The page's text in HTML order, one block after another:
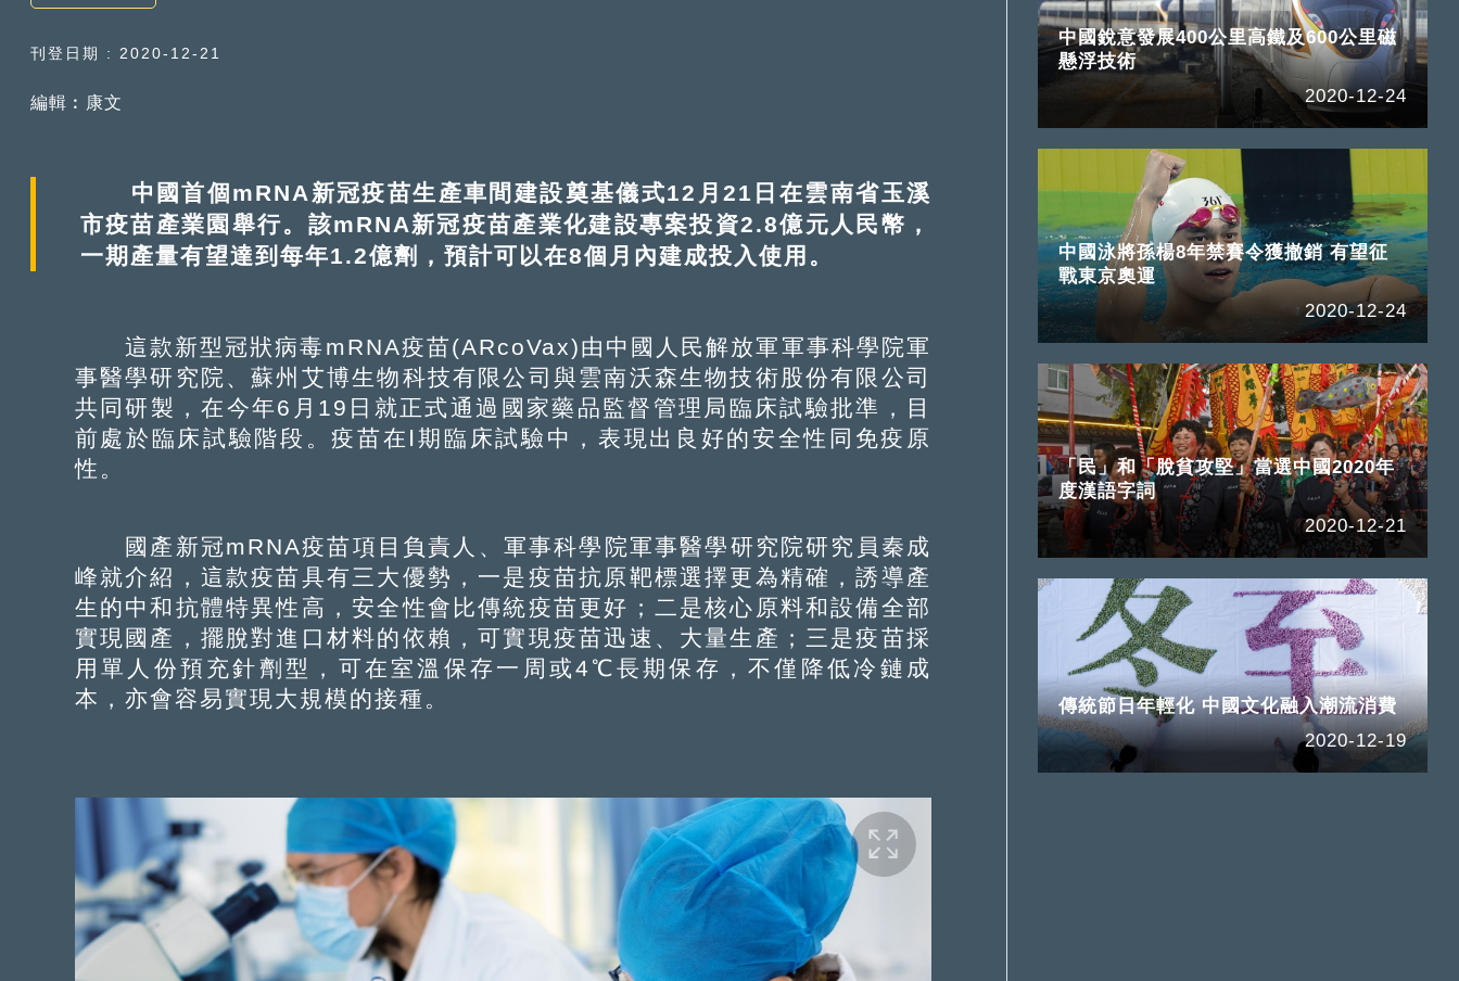
刊登日期 : 2020-12-21
編輯︰康文
中國首個mRNA新冠疫苗生產車間建設奠基儀式12月21日在雲南省玉溪
市疫苗產業園舉行。該mRNA新冠疫苗產業化建設專案投資2.8億元人民幣，
一期產量有望達到每年1.2億劑，預計可以在8個月內建成投入使用。
這款新型冠狀病毒mRNA疫苗(ARcoVax)由中國人民解放軍軍事科學院軍
事醫學研究院、蘇州艾博生物科技有限公司與雲南沃森生物技術股份有限公司
共同研製，在今年6月19日就正式通過國家藥品監督管理局臨床試驗批準，目
前處於臨床試驗階段。疫苗在Ⅰ期臨床試驗中，表現出良好的安全性同免疫原
性。
國產新冠mRNA疫苗項目負責人、軍事科學院軍事醫學研究院研究員秦成
峰就介紹，這款疫苗具有三大優勢，一是疫苗抗原靶標選擇更為精確，誘導產
生的中和抗體特異性高，安全性會比傳統疫苗更好；二是核心原料和設備全部
實現國產，擺脫對進口材料的依賴，可實現疫苗迅速、大量生產；三是疫苗採
用單人份預充針劑型，可在室溫保存一周或4℃長期保存，不僅降低冷鏈成
本，亦會容易實現大規模的接種。
中國銳意發展400公里高鐵及600公里磁
懸浮技術
2020-12-24
中國泳將孫楊8年禁賽令獲撤銷 有望征
戰東京奧運
2020-12-24
「民」和「脫貧攻堅」當選中國2020年
度漢語字詞
2020-12-21
傳統節日年輕化 中國文化融入潮流消費
2020-12-19